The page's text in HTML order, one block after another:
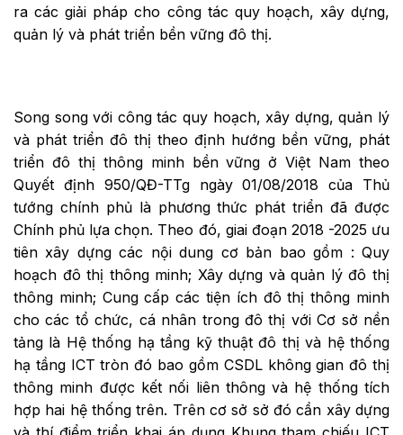
ra các giải pháp cho công tác quy hoạch, xây dựng,
quản lý và phát triển bền vững đô thị.
Song song với công tác quy hoạch, xây dựng, quản lý
và phát triển đô thị theo định hướng bền vững, phát
triển đô thị thông minh bền vững ở Việt Nam theo
Quyết định 950/QĐ-TTg ngày 01/08/2018 của Thủ
tướng chính phủ là phương thức phát triển đã được
Chính phủ lựa chọn. Theo đó, giai đoạn 2018 -2025 ưu
tiên xây dựng các nội dung cơ bản bao gồm : Quy
hoạch đô thị thông minh; Xây dựng và quản lý đô thị
thông minh; Cung cấp các tiện ích đô thị thông minh
cho các tổ chức, cá nhân trong đô thị với Cơ sở nền
tảng là Hệ thống hạ tầng kỹ thuật đô thị và hệ thống
hạ tầng ICT tròn đó bao gồm CSDL không gian đô thị
thông minh được kết nối liên thông và hệ thống tích
hợp hai hệ thống trên. Trên cơ sở sở đó cần xây dựng